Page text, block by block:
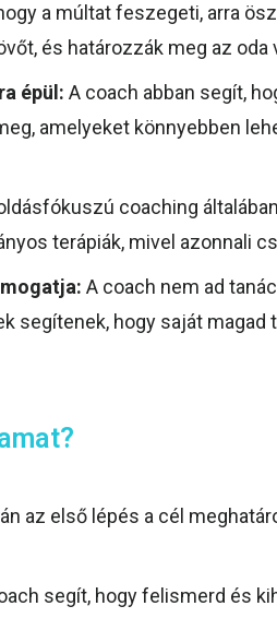
a múltat feszegeti, arra
és határozzák meg az
épül: A coach abban segít,
amelyeket könnyebben
coaching
terápiák, mivel azonnali
A coach nem ad
segítenek, hogy saját magad
az első lépés a cél
segít, hogy felismerd és